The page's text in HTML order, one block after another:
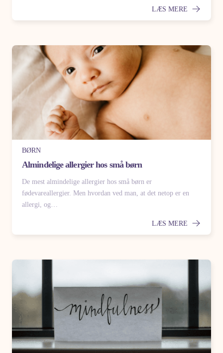
LÆS MERE
BØRN
Almindelige allergier hos små børn
De mest almindelige allergier hos små børn er
fødevareallergier. Men hvordan ved man, at det netop er en
allergi, og…
LÆS MERE